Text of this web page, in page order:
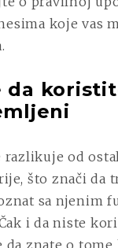
koje vas
da
razlikuje od
što znači da
sa njenim
i da niste